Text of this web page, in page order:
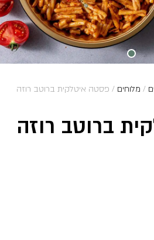
/ מלוחים / פסטה איטלקית ברוטב רוזה
ברוטב רוזה